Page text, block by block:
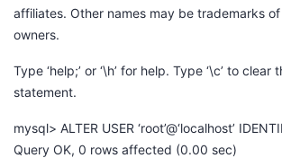
affiliates. Other names may be trademarks
owners.
Type ‘help;’ or ‘\h’ for help. Type ‘\c’ to
statement.
mysql> ALTER USER ‘root’@‘localhost’
Query OK, 0 rows affected (0.00 sec)